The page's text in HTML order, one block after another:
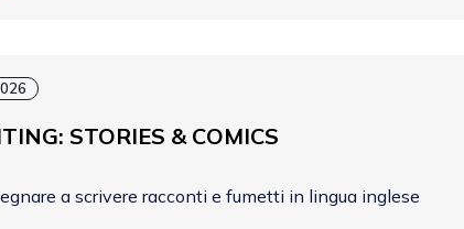
STORIES & COMICS
a scrivere racconti e fumetti in lingua inglese